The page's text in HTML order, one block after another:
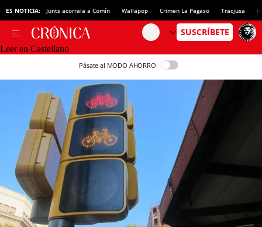
ES NOTICIA: Junts acorrala a Comín Wallapop Crimen La Pegaso Tracjusa
Leer en Castellano
Pásate al MODO AHORRO